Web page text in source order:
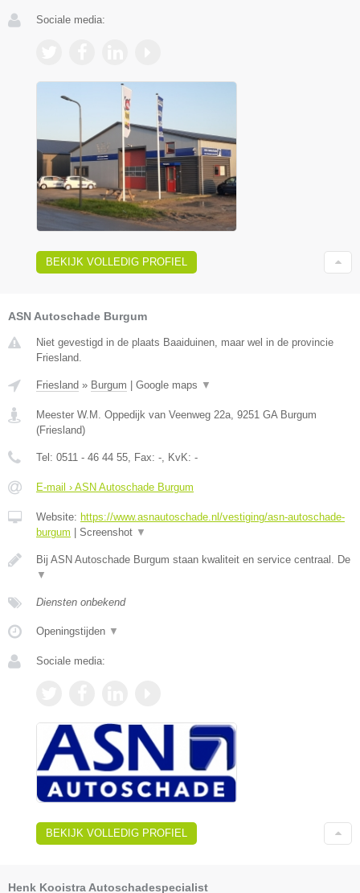
Sociale media:
BEKIJK VOLLEDIG PROFIEL
ASN Autoschade Burgum
Niet gevestigd in de plaats Baaiduinen, maar wel in de provincie
Friesland.
Friesland » Burgum Google maps ▼
Meester W.M. Oppedijk van Veenweg 22a, 9251 GA Burgum
(Friesland)
Tel: 0511 - 46 44 55, Fax: -, KvK: -
E-mail › ASN Autoschade Burgum
Website: https://www.asnautoschade.nl/vestiging/asn-autoschade-
burgum
Screenshot ▼
Bij ASN Autoschade Burgum staan kwaliteit en service centraal. De
▼
Diensten onbekend
Openingstijden ▼
Sociale media:
BEKIJK VOLLEDIG PROFIEL
Henk Kooistra Autoschadespecialist